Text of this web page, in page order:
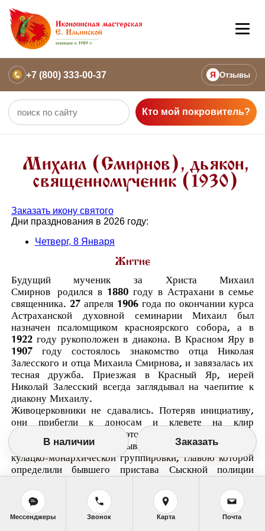
+7 (800) 333-00-37 Я Отзывы
Кто мой покровитель?
Михаил (Смирнов), дьякон,
священномученик (1930)
Заказать икону святого
Дни празднования в 2026 году:
Четверг, 8 Января
Житие
Будущий мученик за Христа Михаил
Смирновродился в 1880 году в Астрахани в семье
священника. 27 апреля 1906 года по окончании курса
Астраханской духовной семинарии Михаил был
назначен псаломщиком красноярского собора, а в
1922 году рукоположен в диакона. В Красном Яру в
1907 году состоялось знакомство отца Николая
Залесского и отца Михаила Смирнова, и завязалась их
тесная дружба. Приезжая в Красный Яр, иерей
Николай Залесский всегда заглядывал на чаепитие к
диакону Михаилу.
Живоцерковники не сдавались. Потеряв инициативу,
они прибегли к доносам и клевете на клир
красноярских церквей. В это же время в Красном Яру
чекисты начали разрабатывать дело против местной
кулацко-монархической группировки, главою которой
определили бывшего пристава Сыскной полиции
высланными на кулацкий поселок Кызыл-Бурун (бугор
в глухой степи) кулаками. Им приписывалось
стремление свергнуть советскую власть и установить
В наличии Заказать
Мессенджеры Звонок Карта Почта